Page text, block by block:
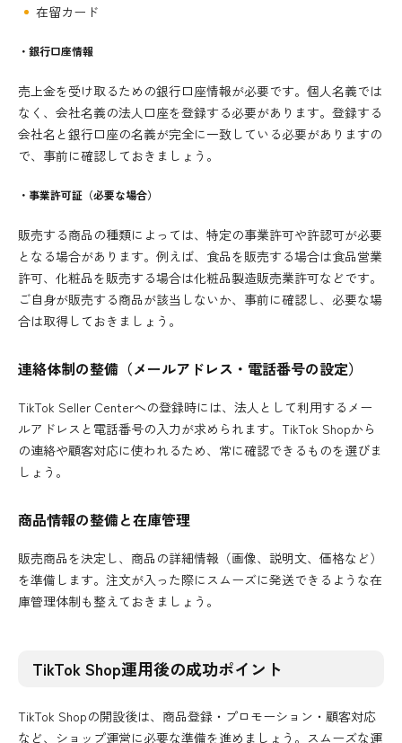
在留カード
・銀行口座情報
売上金を受け取るための銀行口座情報が必要です。個人名義では
なく、会社名義の法人口座を登録する必要があります。登録する
会社名と銀行口座の名義が完全に一致している必要がありますの
で、事前に確認しておきましょう。
・事業許可証（必要な場合）
販売する商品の種類によっては、特定の事業許可や許認可が必要
となる場合があります。例えば、食品を販売する場合は食品営業
許可、化粧品を販売する場合は化粧品製造販売業許可などです。
ご自身が販売する商品が該当しないか、事前に確認し、必要な場
合は取得しておきましょう。
連絡体制の整備（メールアドレス・電話番号の設定）
TikTok Seller Centerへの登録時には、法人として利用するメー
ルアドレスと電話番号の入力が求められます。TikTok Shopから
の連絡や顧客対応に使われるため、常に確認できるものを選びま
しょう。
商品情報の整備と在庫管理
販売商品を決定し、商品の詳細情報（画像、説明文、価格など）
を準備します。注文が入った際にスムーズに発送できるような在
庫管理体制も整えておきましょう。
TikTok Shop運用後の成功ポイント
TikTok Shopの開設後は、商品登録・プロモーション・顧客対応
など、ショップ運営に必要な準備を進めましょう。スムーズな運